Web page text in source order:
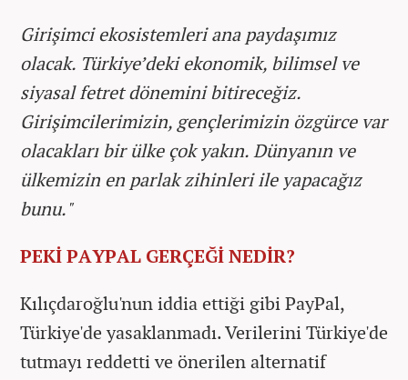
Girişimci ekosistemleri ana paydaşımız
olacak. Türkiye’deki ekonomik, bilimsel ve
siyasal fetret dönemini bitireceğiz.
Girişimcilerimizin, gençlerimizin özgürce var
olacakları bir ülke çok yakın. Dünyanın ve
ülkemizin en parlak zihinleri ile yapacağız
bunu."
PEKİ PAYPAL GERÇEĞİ NEDİR?
Kılıçdaroğlu'nun iddia ettiği gibi PayPal,
Türkiye'de yasaklanmadı. Verilerini Türkiye'de
tutmayı reddetti ve önerilen alternatif